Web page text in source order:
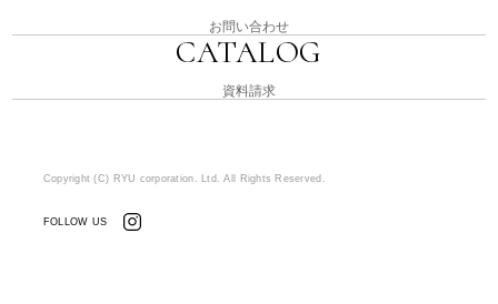
お問い合わせ
CATALOG
資料請求
Copyright (C) RYU corporation. Ltd. All Rights Reserved.
FOLLOW US